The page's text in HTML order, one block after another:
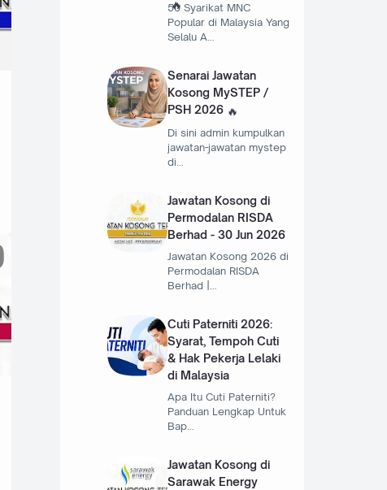
50 Syarikat MNC
Popular di Malaysia Yang
Selalu A…
Senarai Jawatan
Kosong MySTEP /
PSH 2026
Di sini admin kumpulkan
jawatan-jawatan mystep
di…
Jawatan Kosong di
Permodalan RISDA
Berhad - 30 Jun 2026
Jawatan Kosong 2026 di
Permodalan RISDA
Cuti Paterniti 2026:
Syarat, Tempoh Cuti
& Hak Pekerja Lelaki
di Malaysia
Apa Itu Cuti Paterniti?
Panduan Lengkap Untuk
Bap…
Jawatan Kosong di
Sarawak Energy